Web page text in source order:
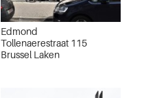
Edmond
Tollenaerestraat 115
Brussel Laken